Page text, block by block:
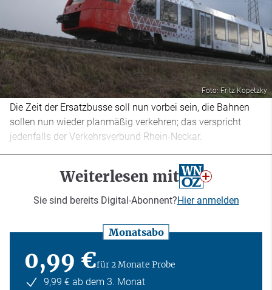
Foto: Fritz Kopetzky
Die Zeit der Ersatzbusse soll nun vorbei sein, die Bahnen
sollen nun wieder planmäßig verkehren; das verspricht
jedenfalls der Verkehrsverbund Rhein-Neckar.
Weiterlesen mit
Sie sind bereits Digital-Abonnent?Hier anmelden
Monatsabo
0,99 €für 2 Monate Probe
9,99 € ab dem 3. Monat